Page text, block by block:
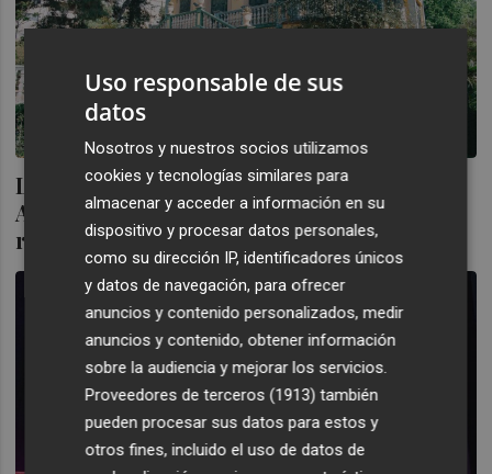
La Generalitat inicia la nueva vida de Villa
Amparo con la licitación de su
rehabilitación
Uso responsable de sus
datos
Nosotros y nuestros socios utilizamos
cookies y tecnologías similares para
almacenar y acceder a información en su
dispositivo y procesar datos personales,
como su dirección IP, identificadores únicos
y datos de navegación, para ofrecer
anuncios y contenido personalizados, medir
anuncios y contenido, obtener información
sobre la audiencia y mejorar los servicios.
Proveedores de terceros (1913) también
pueden procesar sus datos para estos y
otros fines, incluido el uso de datos de